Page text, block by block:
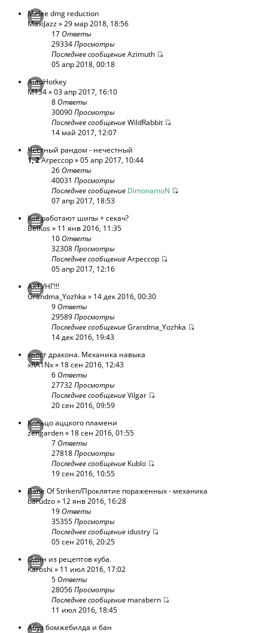
Melee dmg reduction
MaxiJazz» 29 мар 2018, 18:56
17Ответы
29334Просмотры
Последнее сообщениеAzimuth
05 апр 2018, 00:18
AutoHotkey
M134» 03 апр 2017, 16:10
8Ответы
30090Просмотры
Последнее сообщениеWildRabbit
14 май 2017, 12:07
Честный рандом - нечестный
1,2Arpeccop» 05 апр 2017, 10:44
26Ответы
40031 Просмотры
Последнее сообщение DimonamoN
07 апр 2017, 18:53
Как работают шипы + секач?
BelKos» 11 янв 2016, 11:35
10Ответы
32308Просмотры
Последнее сообщениеArpeccop
05 апр 2017, 12:16
АХТУНГ!!!
Grandma_Yozhka » 14 дек 2016, 00:30
9Ответы
29589Просмотры
Последнее сообщениеGrandma_Yozhka
14 дек 2016, 19:43
хвост дракона. Механика навыка
xRA1Nx» 18 сен 2016, 12:43
6Ответы
27732Просмотры
Последнее сообщениеVilgar
20 сен 2016, 09:59
Кольцо аццкого пламени
zengarden» 18 сен 2016, 01:55
7Ответы
27818Просмотры
Последнее сообщение Kublo
19 сен 2016, 10:55
Bane Of Striken/Проклятие пораженных - механика
barudzo» 12 янв 2016, 16:28
19Ответы
35355Просмотры
Последнее сообщение idustry
05 сен 2016, 20:25
Один из рецептов куба.
Karoshi » 11 июл 2016, 17:02
5Ответы
28056Просмотры
Последнее сообщение marabern
11 июл 2016, 18:45
Абуз бомжебилда и бан